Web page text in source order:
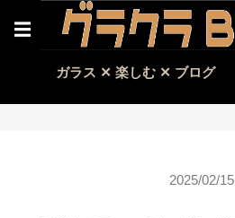
☰
ガラス ✕ 楽しむ ✕ ブログ
2025/02/15